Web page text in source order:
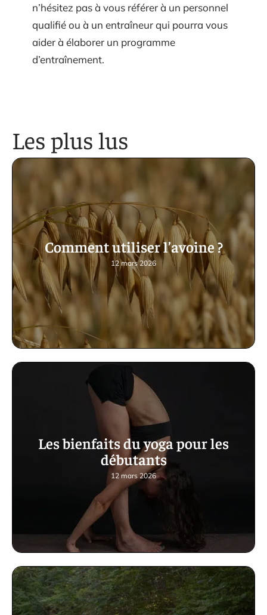
n’hésitez pas à vous référer à un personnel
qualifié ou à un entraîneur qui pourra vous
aider à élaborer un programme
d’entraînement.
Les plus lus
Comment utiliser l’avoine ?
12 mars 2026
Les bienfaits du yoga pour les
débutants
12 mars 2026